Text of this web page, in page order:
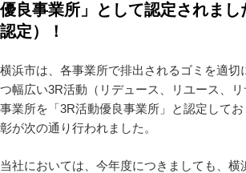
優良事業所」として認定されまし
認定）！
横浜市は、各事業所で排出されるゴミを適切
つ幅広い3R活動（リデュース、リユース、
事業所を「3R活動優良事業所」と認定して
彰が次の通り行われました。
当社においては、今年度につきましても、横